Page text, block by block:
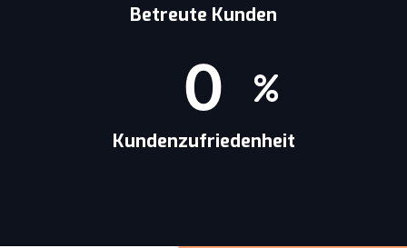
Betreute Kunden
Kundenzufriedenheit
0